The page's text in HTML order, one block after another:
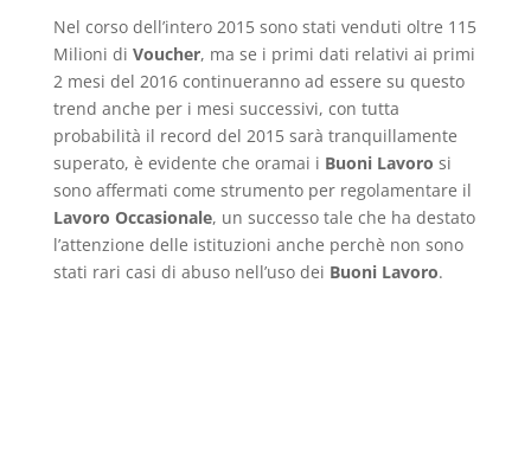
Nel corso dell’intero 2015 sono stati venduti oltre 115
Milioni di Voucher, ma se i primi dati relativi ai primi
2 mesi del 2016 continueranno ad essere su questo
trend anche per i mesi successivi, con tutta
probabilità il record del 2015 sarà tranquillamente
superato, è evidente che oramai i Buoni Lavoro si
sono affermati come strumento per regolamentare il
Lavoro Occasionale, un successo tale che ha destato
l’attenzione delle istituzioni anche perchè non sono
stati rari casi di abuso nell’uso dei Buoni Lavoro.